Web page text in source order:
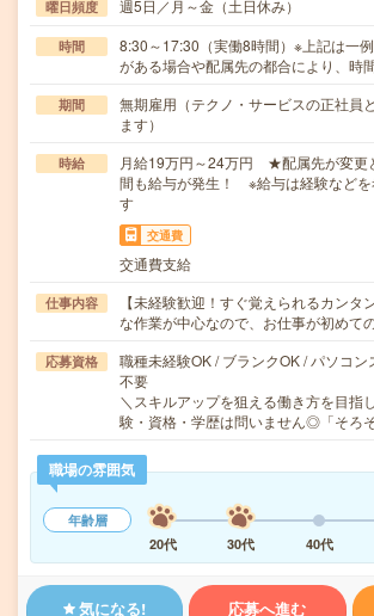
曜日頻度 週5日／月～金（土日休み）
時間
8:30～17:30（実働8時間）※上記は一
がある場合や配属先の都合により、時
期間
無期雇用（テクノ・サービスの正社員
ます）
時給
月給19万円～24万円 ★配属先が変更
間も給与が発生！ ※給与は経験などを
す
交通費
交通費支給
仕事内容
【未経験歓迎！すぐ覚えられるカンタ
な作業が中心なので、お仕事が初め
応募資格
職種未経験OK / ブランクOK / パソコン
不要
＼スキルアップを狙える働き方を目指
験・資格・学歴は問いません◎「そろ
職場の雰囲気
年齢層
20代
30代 40代
気になる! 応募へ進む